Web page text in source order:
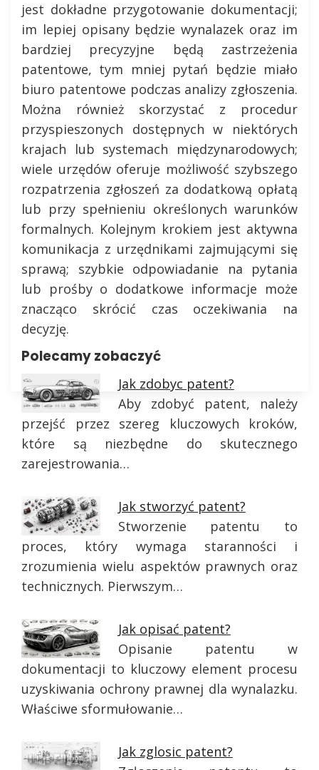
jest dokładne przygotowanie dokumentacji;
im lepiej opisany będzie wynalazek oraz im
bardziej precyzyjne będą zastrzeżenia
patentowe, tym mniej pytań będzie miało
biuro patentowe podczas analizy zgłoszenia.
Można również skorzystać z procedur
przyspieszonych dostępnych w niektórych
krajach lub systemach międzynarodowych;
wiele urzędów oferuje możliwość szybszego
rozpatrzenia zgłoszeń za dodatkową opłatą
lub przy spełnieniu określonych warunków
formalnych. Kolejnym krokiem jest aktywna
komunikacja z urzędnikami zajmującymi się
sprawą; szybkie odpowiadanie na pytania
lub prośby o dodatkowe informacje może
znacząco skrócić czas oczekiwania na
decyzję.
Polecamy zobaczyć
Jak zdobyc patent?
Aby zdobyć patent, należy
przejść przez szereg kluczowych kroków,
które są niezbędne do skutecznego
zarejestrowania…
Jak stworzyć patent?
Stworzenie patentu to
proces, który wymaga staranności i
zrozumienia wielu aspektów prawnych oraz
technicznych. Pierwszym…
Jak opisać patent?
Opisanie patentu w
dokumentacji to kluczowy element procesu
uzyskiwania ochrony prawnej dla wynalazku.
Właściwe sformułowanie…
Jak zglosic patent?